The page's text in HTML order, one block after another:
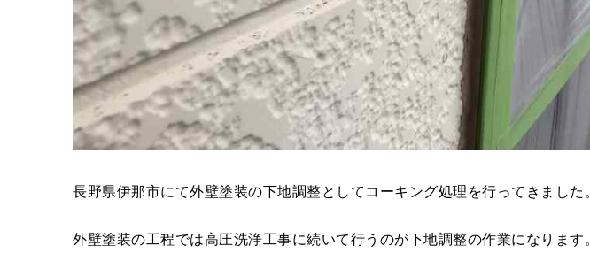
長野県伊那市にて外壁塗装の下地調整としてコーキング処理を行ってきました。
外壁塗装の工程では高圧洗浄工事に続いて行うのが下地調整の作業になります。